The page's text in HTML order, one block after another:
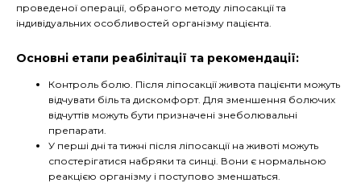
проведеної операції, обраного методу ліпосакції та
індивідуальних особливостей організму пацієнта.
Основні етапи реабілітації та рекомендації:
Контроль болю. Після ліпосакції живота пацієнти можуть
відчувати біль та дискомфорт. Для зменшення болючих
відчуттів можуть бути призначені знеболювальні
препарати.
У перші дні та тижні після ліпосакції на животі можуть
спостерігатися набряки та синці. Вони є нормальною
реакцією організму і поступово зменшаться.